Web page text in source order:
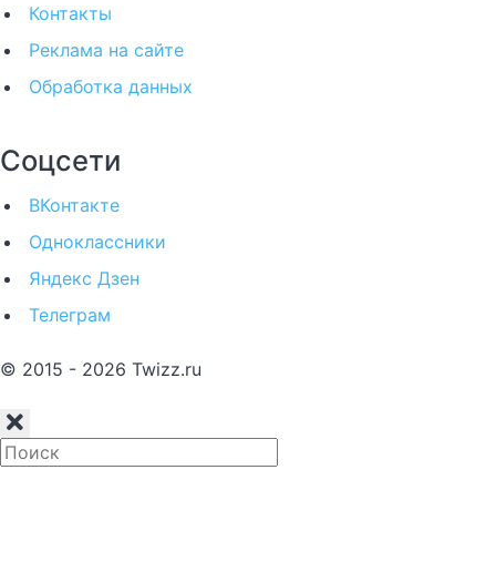
Контакты
Реклама на сайте
Обработка данных
Соцсети
ВКонтакте
Одноклассники
Яндекс Дзен
Телеграм
© 2015 - 2026 Twizz.ru